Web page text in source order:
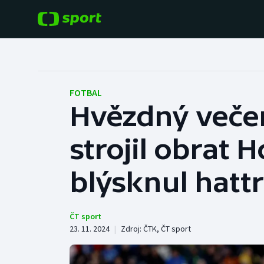
Hokej
Tenis
Atletika
Cyklistika
Baseball a softbal
Basketbal
Biatlon
FOTBAL
Hvězdný
strojil obrat
blýsknul
ČT sport
23. 11. 2024 | Zdroj: ČTK, ČT sport